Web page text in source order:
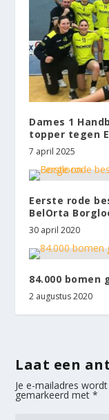
Dames 1
topper tegen
7 april 2025
Eerste rode
BelOrta
30 april 2020
84.000
2 augustus 2020
Laat een
Je e-mailadres
gemarkeerd met*